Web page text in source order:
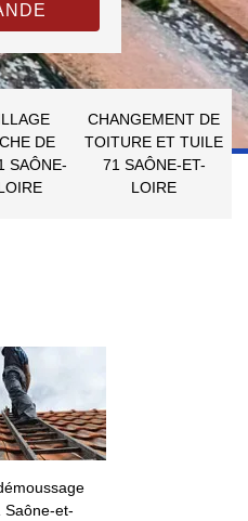
DE
SAÔNE-
CHANGEMENT DE
TOITURE ET TUILE
71 SAÔNE-ET-
LOIRE
Saône-et-